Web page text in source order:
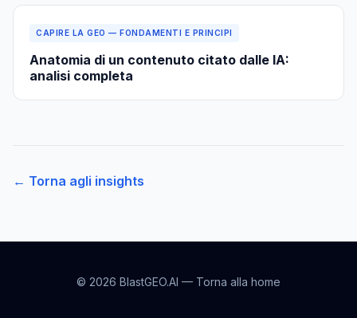
CAPIRE LA GEO — FONDAMENTI E PRINCIPI
Anatomia di un contenuto citato dalle IA:
analisi completa
← Torna agli insights
© 2026 BlastGEO.AI — Torna alla home